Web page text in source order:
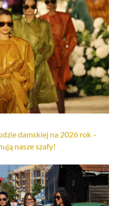
damskiej na 2026 rok –
nasze szafy!